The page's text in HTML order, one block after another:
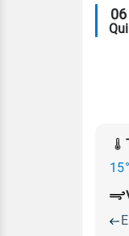
06
Qui
15°